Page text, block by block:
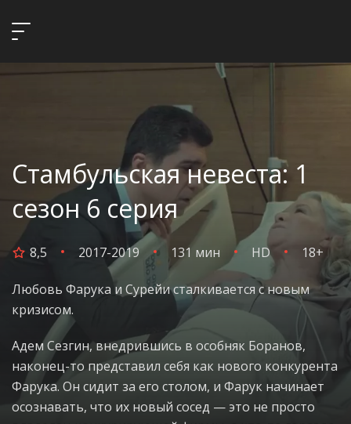
Стамбульская невеста: 1
сезон 6 серия
8,5 2017-2019 131 мин HD 18+
Любовь Фарука и Сурейи сталкивается с новым
кризисом.
Адем Сезгин, внедрившись в особняк Боранов,
наконец-то представил себя как нового конкурента
Фарука. Он сидит за его столом, и Фарук начинает
осознавать, что их новый сосед — это не просто